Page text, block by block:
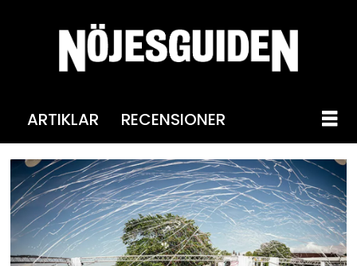
ARTIKLAR RECENSIONER